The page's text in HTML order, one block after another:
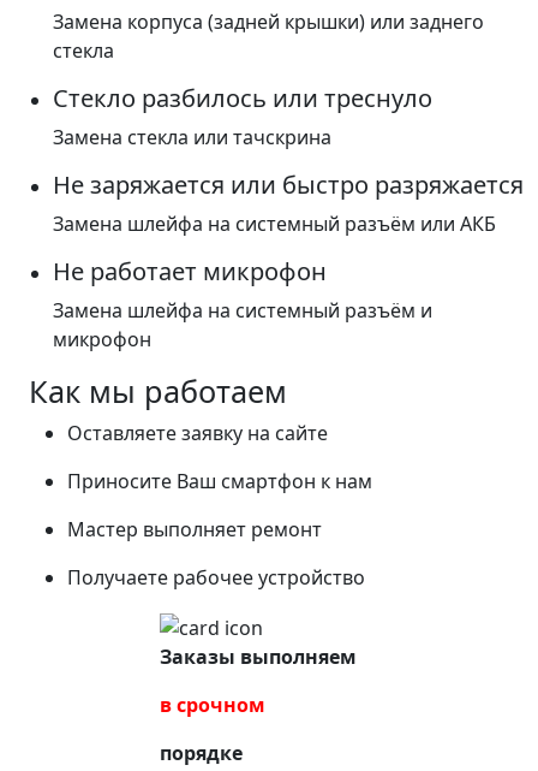
Замена корпуса (задней крышки) или заднего
стекла
Стекло разбилось или треснуло
Замена стекла или тачскрина
Не заряжается или быстро разряжается
Замена шлейфа на системный разъём или АКБ
Не работает микрофон
Замена шлейфа на системный разъём и
микрофон
Как мы работаем
Оставляете заявку на сайте
Приносите Ваш смартфон к нам
Мастер выполняет ремонт
Получаете рабочее устройство
Заказы выполняем
в срочном
порядке